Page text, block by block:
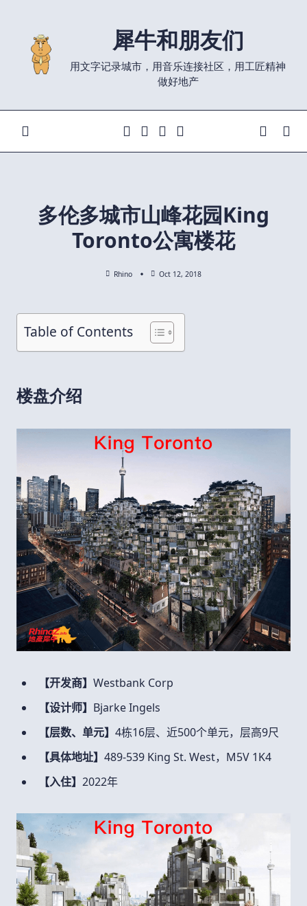
content
犀牛和朋友们
用文字记录城市，用音乐连接社区，用工匠精神
做好地产
多伦多城市山峰花园King
Toronto公寓楼花
Rhino Oct 12, 2018
Table of Contents
楼盘介绍
【开发商】 Westbank Corp
【设计师】 Bjarke Ingels
【层数、单元】 4栋16层、近500个单元，层高9尺
【具体地址】 489-539 King St. West， M5V 1K4
【入住】 2022年